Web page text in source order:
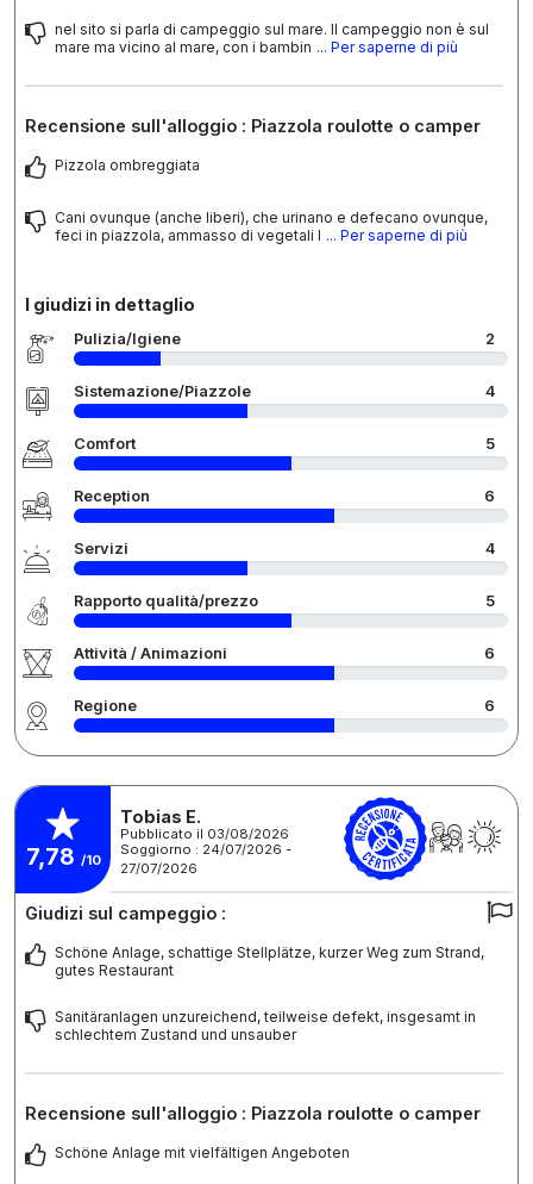
nel sito si parla di campeggio sul mare. Il campeggio non è sul
mare ma vicino al mare, con i bambin ... Per saperne di più
Recensione sull'alloggio : Piazzola roulotte o camper
Pizzola ombreggiata
Cani ovunque (anche liberi), che urinano e defecano ovunque,
feci in piazzola, ammasso di vegetali l ... Per saperne di più
I giudizi in dettaglio
Pulizia/Igiene 2
Sistemazione/Piazzole 4
Comfort 5
Reception 6
Servizi 4
Rapporto qualità/prezzo 5
Attività / Animazioni 6
Regione 6
7,78 /10
Tobias E.
Pubblicato il 03/08/2026
Soggiorno : 24/07/2026 -
27/07/2026
Giudizi sul campeggio :
Schöne Anlage, schattige Stellplätze, kurzer Weg zum Strand,
gutes Restaurant
Sanitäranlagen unzureichend, teilweise defekt, insgesamt in
schlechtem Zustand und unsauber
Recensione sull'alloggio : Piazzola roulotte o camper
Schöne Anlage mit vielfältigen Angeboten